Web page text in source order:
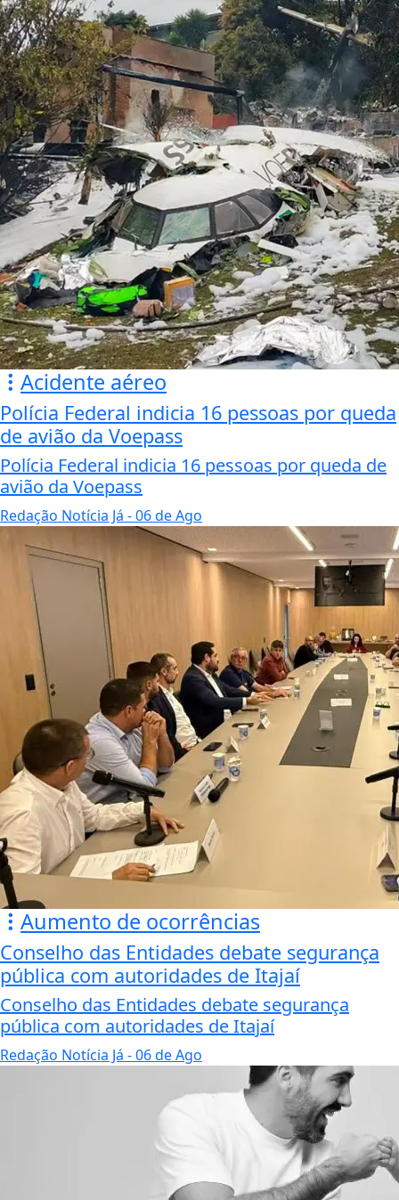
Acidente aéreo
Polícia Federal indicia 16 pessoas por queda
de avião da Voepass
Polícia Federal indicia 16 pessoas por queda de
avião da Voepass
Redação Notícia Já - 06 de Ago
Aumento de ocorrências
Conselho das Entidades debate segurança
pública com autoridades de Itajaí
Conselho das Entidades debate segurança
pública com autoridades de Itajaí
Redação Notícia Já - 06 de Ago